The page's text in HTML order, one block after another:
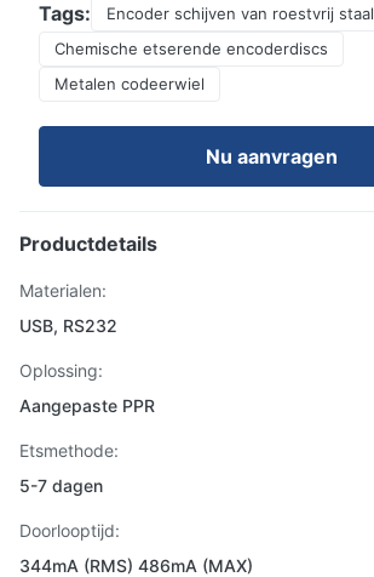
Tags:
Encoder schijven van roestvrij staal
Chemische etserende encoderdiscs
Metalen codeerwiel
Nu aanvragen
Productdetails
Materialen:
USB, RS232
Oplossing:
Aangepaste PPR
Etsmethode:
5-7 dagen
Doorlooptijd:
344mA (RMS) 486mA (MAX)